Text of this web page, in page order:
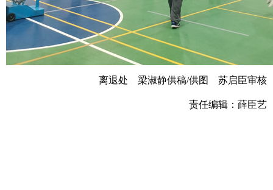
离退处 梁淑静供稿/供图 苏启臣审核
责任编辑：薛臣艺